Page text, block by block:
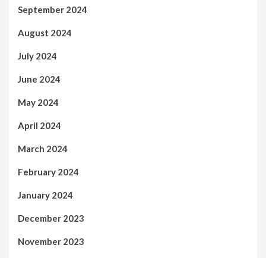
September 2024
August 2024
July 2024
June 2024
May 2024
April 2024
March 2024
February 2024
January 2024
December 2023
November 2023